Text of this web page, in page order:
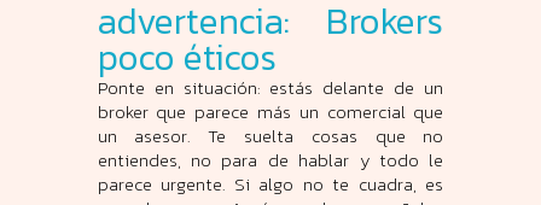
advertencia: Brokers
poco éticos
Ponte en situación: estás delante de un
broker que parece más un comercial que
un asesor. Te suelta cosas que no
entiendes, no para de hablar y todo le
parece urgente. Si algo no te cuadra, es